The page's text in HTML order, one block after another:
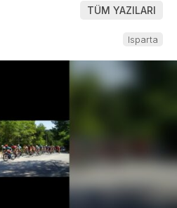
TÜM YAZILARI
Isparta